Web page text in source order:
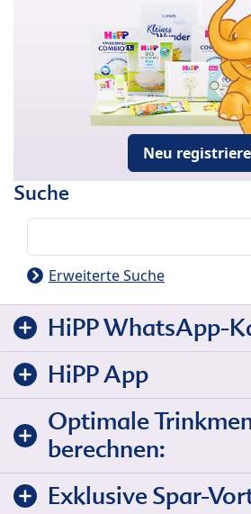
Neu
Suche
Erweiterte Suche
HiPP WhatsApp-
HiPP App
Optimale
berechnen:
Exklusive Spar-